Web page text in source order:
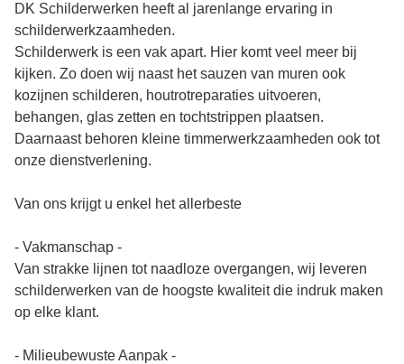
DK Schilderwerken heeft al jarenlange ervaring in
schilderwerkzaamheden.
Schilderwerk is een vak apart. Hier komt veel meer bij
kijken. Zo doen wij naast het sauzen van muren ook
kozijnen schilderen, houtrotreparaties uitvoeren,
behangen, glas zetten en tochtstrippen plaatsen.
Daarnaast behoren kleine timmerwerkzaamheden ook tot
onze dienstverlening.
Van ons krijgt u enkel het allerbeste
- Vakmanschap -
Van strakke lijnen tot naadloze overgangen, wij leveren
schilderwerken van de hoogste kwaliteit die indruk maken
op elke klant.
- Milieubewuste Aanpak -